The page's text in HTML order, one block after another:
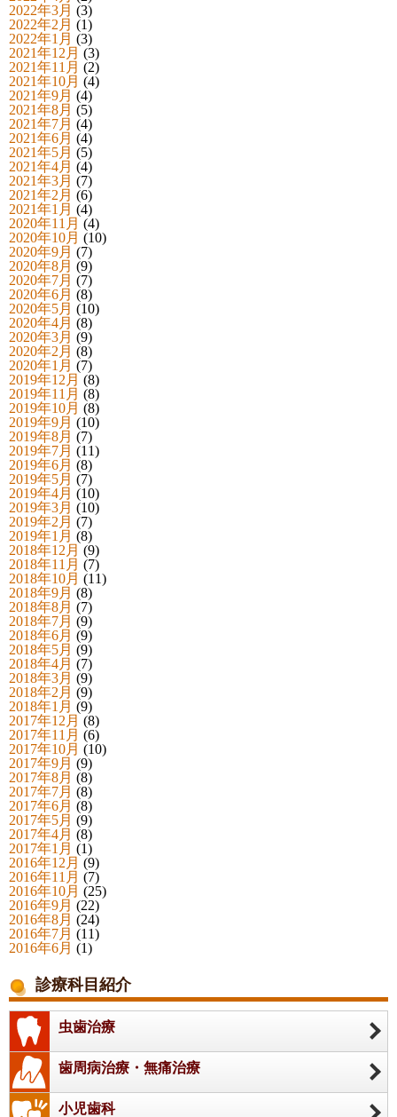
2022年3月 (3)
2022年2月 (1)
2022年1月 (3)
2021年12月 (3)
2021年11月 (2)
2021年10月 (4)
2021年9月 (4)
2021年8月 (5)
2021年7月 (4)
2021年6月 (4)
2021年5月 (5)
2021年4月 (4)
2021年3月 (7)
2021年2月 (6)
2021年1月 (4)
2020年11月 (4)
2020年10月 (10)
2020年9月 (7)
2020年8月 (9)
2020年7月 (7)
2020年6月 (8)
2020年5月 (10)
2020年4月 (8)
2020年3月 (9)
2020年2月 (8)
2020年1月 (7)
2019年12月 (8)
2019年11月 (8)
2019年10月 (8)
2019年9月 (10)
2019年8月 (7)
2019年7月 (11)
2019年6月 (8)
2019年5月 (7)
2019年4月 (10)
2019年3月 (10)
2019年2月 (7)
2019年1月 (8)
2018年12月 (9)
2018年11月 (7)
2018年10月 (11)
2018年9月 (8)
2018年8月 (7)
2018年7月 (9)
2018年6月 (9)
2018年5月 (9)
2018年4月 (7)
2018年3月 (9)
2018年2月 (9)
2018年1月 (9)
2017年12月 (8)
2017年11月 (6)
2017年10月 (10)
2017年9月 (9)
2017年8月 (8)
2017年7月 (8)
2017年6月 (8)
2017年5月 (9)
2017年4月 (8)
2017年1月 (1)
2016年12月 (9)
2016年11月 (7)
2016年10月 (25)
2016年9月 (22)
2016年8月 (24)
2016年7月 (11)
2016年6月 (1)
診療科目紹介
虫歯治療
歯周病治療・無痛治療
小児歯科